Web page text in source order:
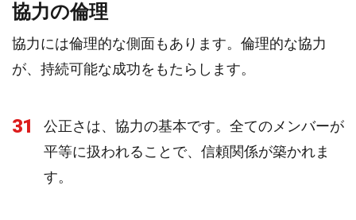
協力の倫理
協力には倫理的な側面もあります。倫理的な協力
が、持続可能な成功をもたらします。
31
公正さは、協力の基本です。全てのメンバーが
平等に扱われることで、信頼関係が築かれま
す。